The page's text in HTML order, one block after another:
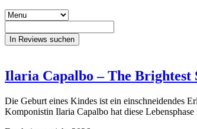
In Reviews suchen
Ilaria Capalbo – The Brightest
Die Geburt eines Kindes ist ein einschneidendes
Komponistin Ilaria Capalbo hat diese